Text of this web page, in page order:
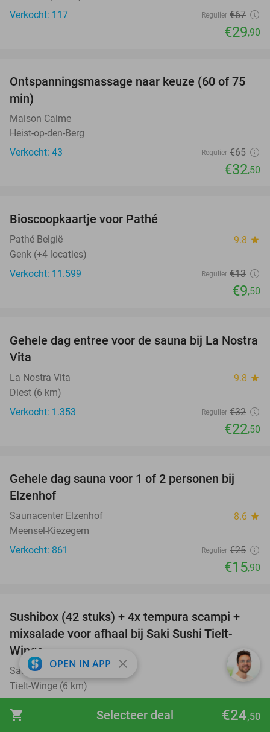
shopping_cart €24,50
Selecteer deal
Verkocht: 117
Regulier €67
€29,90
50%
Ontspanningsmassage naar keuze (60 of 75
min)
Maison Calme
Heist-op-den-Berg
Verkocht: 43
Regulier €65
€32,50
Bioscoopkaartje voor Pathé
Pathé België 9.8 star
Genk (+4 locaties)
Verkocht: 11.599
Regulier €13
€9,50
30%
Gehele dag entree voor de sauna bij La Nostra
Vita
La Nostra Vita 9.8 star
Diest (6 km)
Verkocht: 1.353
Regulier €32
€22,50
36%
Gehele dag sauna voor 1 of 2 personen bij
Elzenhof
Saunacenter Elzenhof 8.6 star
Meensel-Kiezegem
Verkocht: 861
Regulier €25
€15,90
51%
Sushibox (42 stuks) + 4x tempura scampi +
mixsalade voor afhaal bij Saki Sushi Tielt-
Winge
Saki Sushi Tielt-Winge 9.4star
Tielt-Winge (6 km)
€37,50
OPEN IN APP close